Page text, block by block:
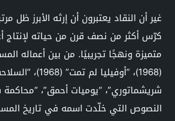
غير أن النقاد يعتبرون أن إرثه الأبرز ظل
كرّس أكثر من نصف قرن من حياته لإنتاج
متميزة ونهجًا تجريبيًا. من بين أعماله
(1968)، “أوفيليا لم
شريشماتوري”، “يوميات أحمق”،
النصوص التي خلّدت اسمه في تاريخ